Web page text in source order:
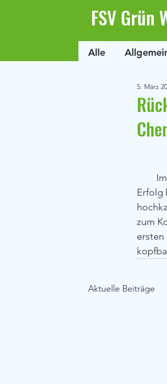
FSV Grün
Alle
5. März
Erfolg
zum
ersten
Aktuelle Beiträge